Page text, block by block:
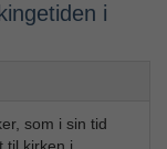
i
som i sin tid